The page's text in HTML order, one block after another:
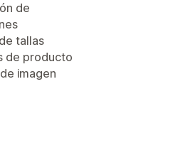
de
tallas
de producto
imagen